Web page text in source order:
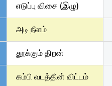
எடுப்பு விசை (இழு)
அடி நீளம்
தூக்கும் திறன்
கம்பி வடத்தின் விட்டம்